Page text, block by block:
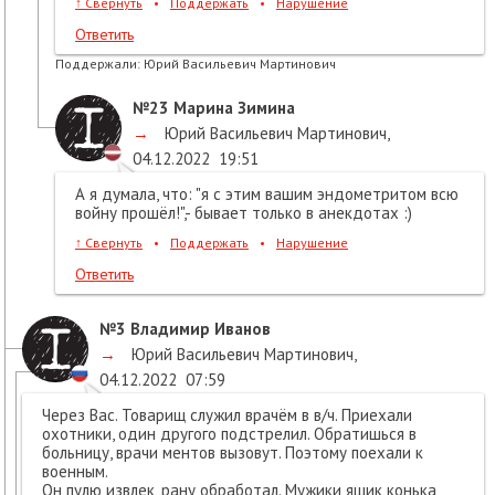
Ответить
Поддержали: Юрий Васильевич Мартинович
№23 Марина Зимина
→
Юрий Васильевич Мартинович,
04.12.2022 19:51
А я думала, что: "я с этим вашим эндометритом всю
войну прошёл!",- бывает только в анекдотах :)
↑ Свернуть • Поддержать • Нарушение
Ответить
№3 Владимир Иванов
→
Юрий Васильевич Мартинович,
04.12.2022 07:59
Через Вас. Товарищ служил врачём в в/ч. Приехали
охотники, один другого подстрелил. Обратишься в
больницу, врачи ментов вызовут. Поэтому поехали к
военным.
Он пулю извлек, рану обработал. Мужики ящик конька